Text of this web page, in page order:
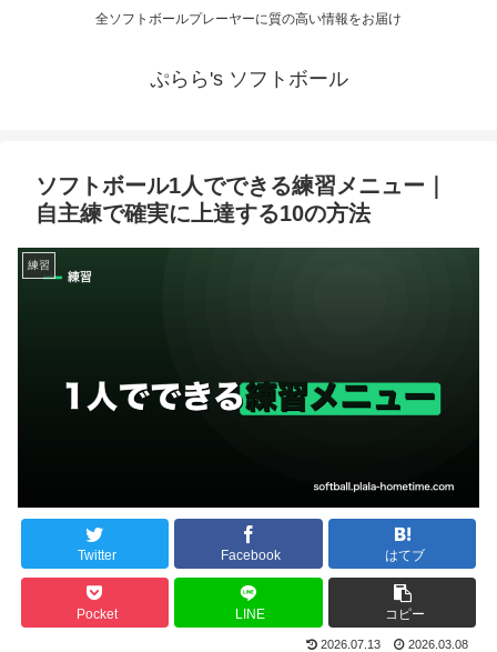
全ソフトボールプレーヤーに質の高い情報をお届け
ぷらら's ソフトボール
ソフトボール1人でできる練習メニュー｜
自主練で確実に上達する10の方法
練習
Twitter Facebook はてブ
Pocket LINE コピー
2026.07.13 2026.03.08